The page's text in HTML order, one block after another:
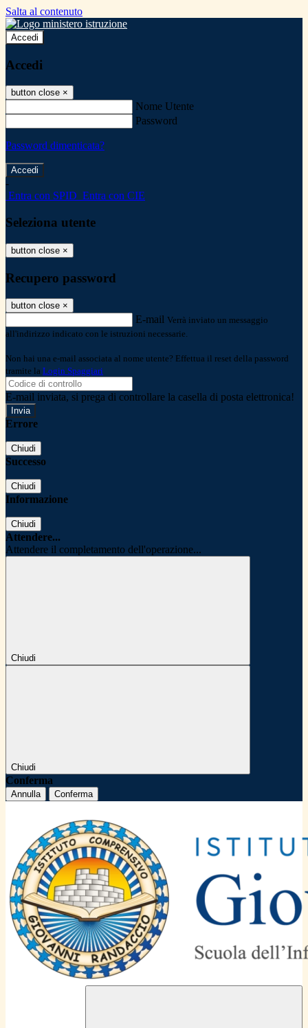
Salta al contenuto
Accedi
Accedi
button close ×
Nome Utente
Password
Password dimenticata?
-
Entra con SPID Entra con CIE
Seleziona utente
button close ×
Recupero password
button close ×
E-mail Verrà inviato un messaggio
all'indirizzo indicato con le istruzioni necessarie.
Non hai una e-mail associata al nome utente? Effettua il reset della password
tramite la Login Spaggiari
E-mail inviata, si prega di controllare la casella di posta elettronica!
Errore
Chiudi
Successo
Chiudi
Informazione
Chiudi
Attendere...
Attendere il completamento dell'operazione...
Chiudi
Chiudi
Conferma
Annulla Conferma